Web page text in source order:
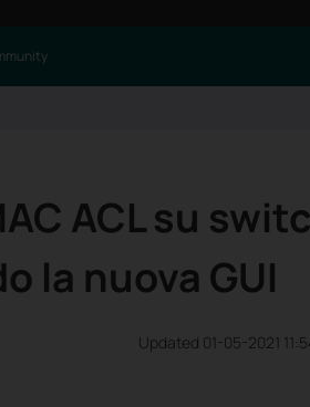
ACL su
la nuova GUI
Updated 01-05-2021